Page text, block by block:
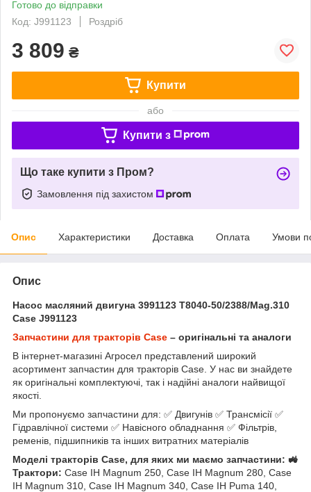
Готово до відправки
Код: J991123
Роздріб
3 809 ₴
Купити
або
Купити з
Що таке купити з Пром?
Замовлення під захистом
Опис Характеристики Доставка Оплата Умови
Опис
Насос масляний двигуна 3991123 T8040-50/2388/Mag.310
Case J991123
Запчастини для тракторів Case – оригінальні та аналоги
В інтернет-магазині Агросел представлений широкий
асортимент запчастин для тракторів Case. У нас ви знайдете
як оригінальні комплектуючі, так і надійні аналоги найвищої
якості.
Ми пропонуємо запчастини для: ✅ Двигунів ✅ Трансмісії ✅
Гідравлічної системи ✅ Навісного обладнання ✅ Фільтрів,
ременів, підшипників та інших витратних матеріалів
Моделі тракторів Case, для яких ми маємо запчастини: 🚜
Трактори: Case IH Magnum 250, Case IH Magnum 280, Case
IH Magnum 310, Case IH Magnum 340, Case IH Puma 140,